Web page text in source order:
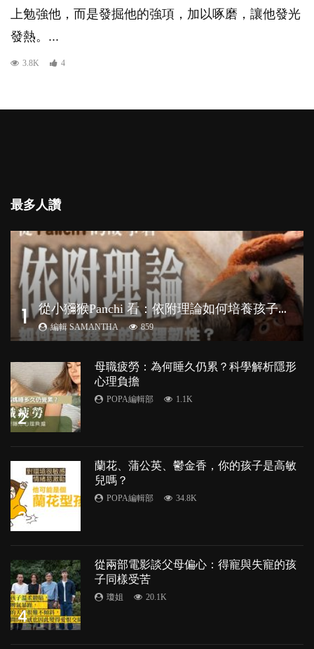
上勉強他，而是發掘他的強項，加以啄磨，讓他發光
發熱。...
3.8K 4
最多人讚
1 從
小獼猴Panchi 看：依附理論如何培養孩子心理韌性？
編輯 SAMANTHA 859
2
母職疲勞：為何睡久仍累？科學解析隱形
心理負擔
POPA編輯部 1.1K
3
蘭花、蒲公英、鬱金香，你的孩子是高敏
兒嗎？
POPA編輯部 34.8K
4
從兩部電影談父母偏心：得寵與失寵的孩
子同樣受苦
瓊姐 20.1K